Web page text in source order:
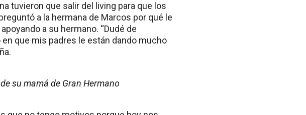
tuvieron que salir del living para que los
a la hermana de Marcos por qué le
a su hermano. “Dudé de
que mis padres le están dando mucho
su mamá de Gran Hermano